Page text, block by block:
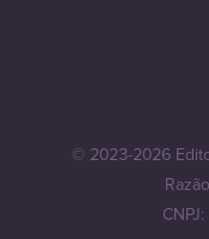
© 2023-2026